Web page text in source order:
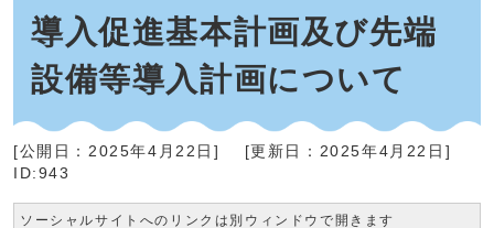
導入促進基本計画及び先端
設備等導入計画について
[公開日： 2025年4月22日 ] [更新日： 2025年4月22日 ]
ID:943
ソーシャルサイトへのリンクは別ウィンドウで開きます